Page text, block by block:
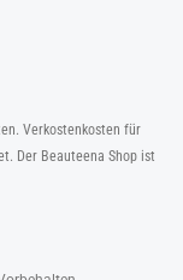
Verkostenkosten für
Der Beauteena Shop ist